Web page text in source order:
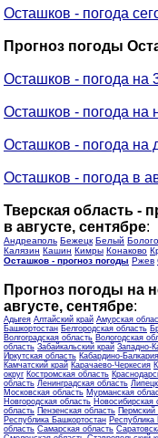
Осташков - погода
Прогноз погоды
Осташков - погода на
Осташков - погода на
Осташков - погода на
Осташков - погода в
Тверская область -
в августе, сентябре:
Андреаполь Бежецк Белый
Калязин Кашин Кимры Конаково
Осташков - прогноз погоды Ржев
Прогноз погоды на
августе, сентябре:
Адыгея Алтайский край Амурская
Башкортостан Белгородская область
Волгоградская область Вологодская
область Забайкальский край Западно-
Иркутская область Кабардино-Балкария
Камчатский край Карачаево-Черкесия
округ Костромская область
область Ленинградская область
Московская область Мурманская
Новгородская область Новосибирская
область Пензенская область Пермский
Республика Башкортостан Республика
область Самарская область